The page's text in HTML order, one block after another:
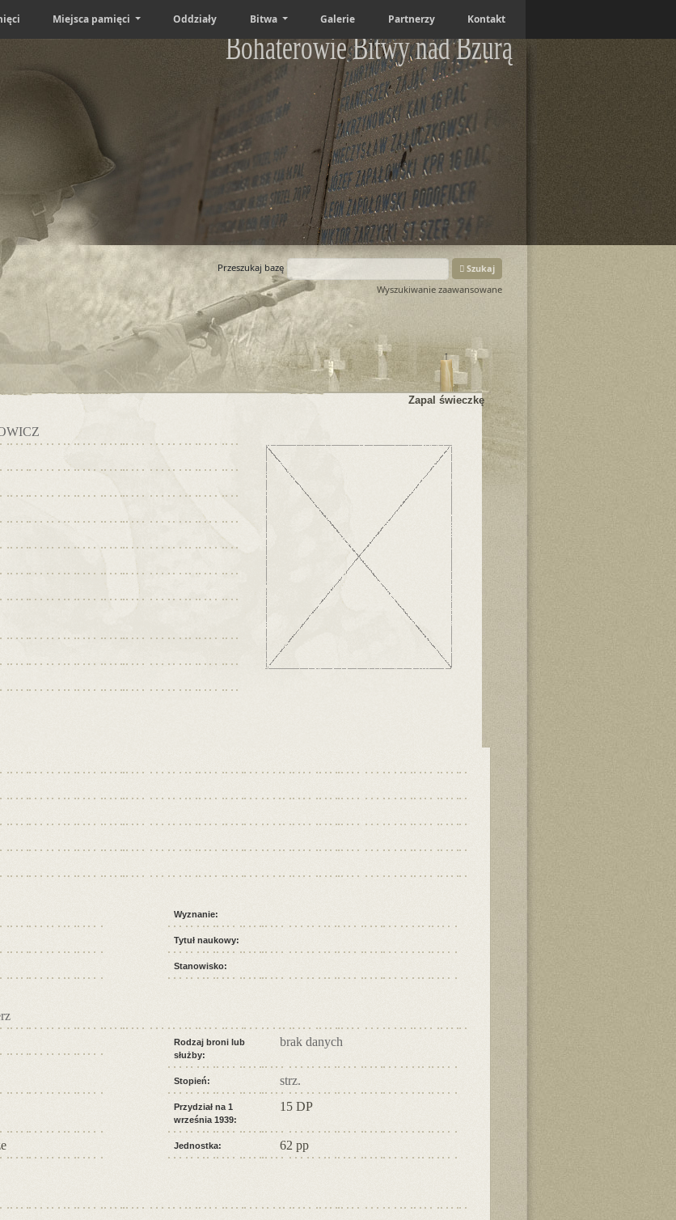
Miejsca pamięci Oddziały Bitwa Galerie Partnerzy Kontakt
Bohaterowie Bitwy nad Bzurą
Przeszukaj bazę
Szukaj
Wyszukiwanie zaawansowane
Zapal świeczkę
Wyznanie:
Tytuł naukowy:
Stanowisko:
Rodzaj broni lub
służby:
brak danych
Stopień: strz.
Przydział na 1
września 1939:
15 DP
Jednostka: 62 pp